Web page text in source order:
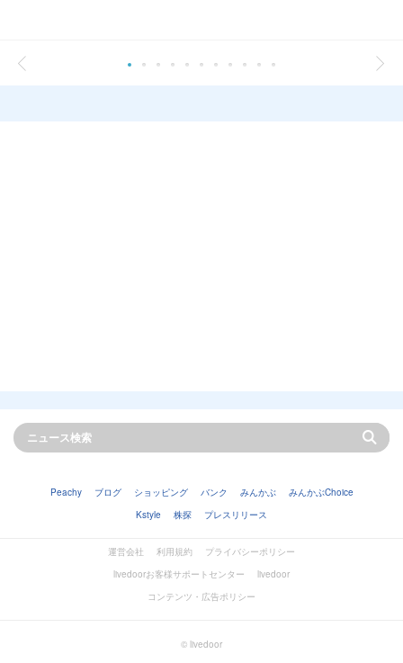
Peachy ブログ ショッピング バンク みんかぶ
みんかぶChoice
Kstyle
株探 プレスリリース
運営会社 利用規約
プライバシーポリシー
livedoorお客様サポートセンター
livedoor
コンテンツ・広告ポリシー
© livedoor